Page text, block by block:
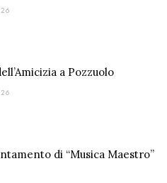
a Pozzuolo
di “Musica Maestro”